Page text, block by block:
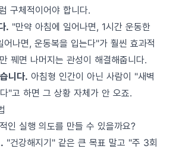
구체적이어야 합니다.
. "만약 아침에 일어나면, 1시간 운동한
나면, 운동복을 입는다"가 훨씬 효과적
꿰면 나머지는 관성이 해결해줍니다.
니다. 아침형 인간이 아닌 사람이 "새벽
"고 하면 그 상황 자체가 안 오죠.
인 실행 의도를 만들 수 있을까요?
"건강해지기" 같은 큰 목표 말고 "주 3회